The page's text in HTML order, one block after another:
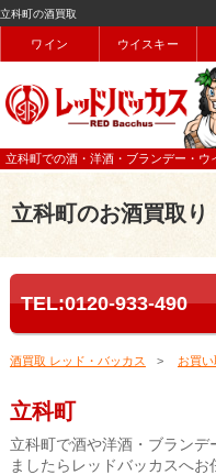
立科町の酒買取
ワイン ウイスキー
立科町での酒・洋酒・ブランデー・ウ
立科町のお酒買取り
TEL:0120-933-490
酒買取 レッド・バッカス お買
立科町
立科町で酒や洋酒・ブラン
ましたらレッドバッカスへお